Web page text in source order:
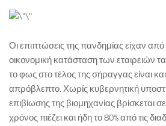
Οι επιπτώσεις της πανδημίας είχαν
οικονομική κατάσταση των εταιρειών
το φως στο τέλος της σήραγγας είναι
απρόβλεπτο. Χωρίς κυβερνητική
επιβίωσης της βιομηχανίας βρίσκεται
χρόνος πιέζει και ήδη το 80% από τις